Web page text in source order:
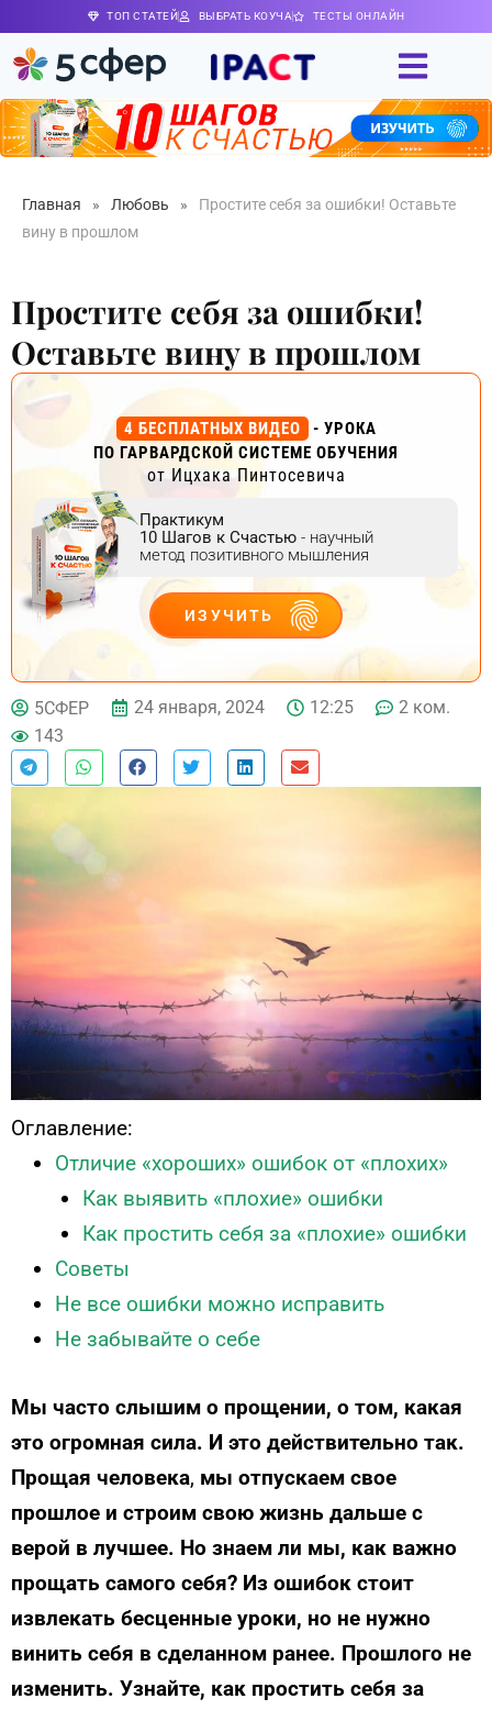
ТОП СТАТЕЙ ВЫБРАТЬ КОУЧА ТЕСТЫ ОНЛАЙН
Главная » Любовь »
Простите себя за ошибки! Оставьте
вину в прошлом
Простите себя за ошибки!
Оставьте вину в прошлом
4 БЕСПЛАТНЫХ ВИДЕО
- УРОКА
ПО ГАРВАРДСКОЙ СИСТЕМЕ ОБУЧЕНИЯ
от Ицхака Пинтосевича
Практикум
10 Шагов к Счастью - научный
метод позитивного мышления
ИЗУЧИТЬ
ДЕЙСТВУЙ
5СФЕР 24 января, 2024 12:25
2 ком.
143
Оглавление:
Отличие «хороших» ошибок от «плохих»
Как выявить «плохие» ошибки
Как простить себя за «плохие» ошибки
Советы
Не все ошибки можно исправить
Не забывайте о себе
Мы часто слышим о прощении, о том, какая
это огромная сила. И это действительно так.
Прощая человека, мы отпускаем свое
прошлое и строим свою жизнь дальше с
верой в лучшее. Но знаем ли мы, как важно
прощать самого себя? Из ошибок стоит
извлекать бесценные уроки, но не нужно
винить себя в сделанном ранее. Прошлого не
изменить. Узнайте, как простить себя за